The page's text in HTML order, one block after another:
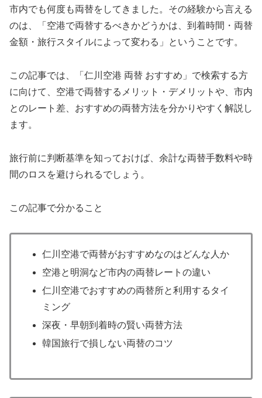
市内でも何度も両替をしてきました。その経験から言える
のは、「空港で両替するべきかどうかは、到着時間・両替
金額・旅行スタイルによって変わる」ということです。
この記事では、「仁川空港 両替 おすすめ」で検索する方
に向けて、空港で両替するメリット・デメリットや、市内
とのレート差、おすすめの両替方法を分かりやすく解説し
ます。
旅行前に判断基準を知っておけば、余計な両替手数料や時
間のロスを避けられるでしょう。
この記事で分かること
仁川空港で両替がおすすめなのはどんな人か
空港と明洞など市内の両替レートの違い
仁川空港でおすすめの両替所と利用するタイ
ミング
深夜・早朝到着時の賢い両替方法
韓国旅行で損しない両替のコツ